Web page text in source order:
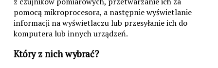
pomocą mikroprocesora, a następnie wyświetlanie
informacji na wyświetlaczu lub przesyłanie ich do
komputera lub innych urządzeń.
Który z nich wybrać?